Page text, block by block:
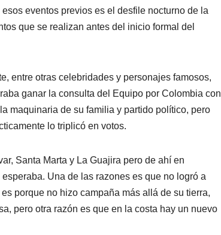
eventos previos es el desfile nocturno de la
que se realizan antes del inicio formal del
entre otras celebridades y personajes famosos,
ganar la consulta del Equipo por Colombia con
maquinaria de su familia y partido político, pero
lo triplicó en votos.
Santa Marta y La Guajira pero de ahí en
Una de las razones es que no logró a
porque no hizo campaña más allá de su tierra,
pero otra razón es que en la costa hay un nuevo